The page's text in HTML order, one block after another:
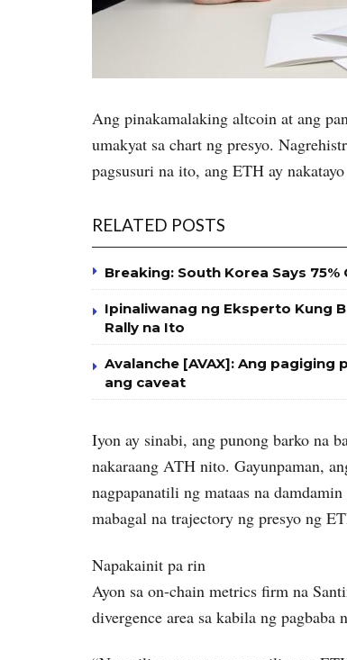
Ang pinakamalaking altcoin at ang
umakyat sa chart ng presyo.
pagsusuri na ito, ang ETH ay
RELATED POSTS
Breaking: South Korea Says
Ipinaliwanag ng Eksperto Kung
Rally na Ito
Avalanche [AVAX]: Ang
ang caveat
Iyon ay sinabi, ang punong barko na
nakaraang ATH nito. Gayunpaman,
nagpapanatili ng mataas na
mabagal na trajectory ng presyo ng
Napakainit pa rin
Ayon sa on-chain metrics firm na
divergence area sa kabila ng pagbaba